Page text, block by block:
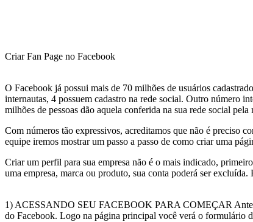
Criar Fan Page no Facebook
O Facebook já possui mais de 70 milhões de usuários
internautas, 4 possuem cadastro na rede social. Outro número
milhões de pessoas dão aquela conferida na sua rede social
Com números tão expressivos, acreditamos que não é preciso
equipe iremos mostrar um passo a passo de como criar uma
Criar um perfil para sua empresa não é o mais indicado,
uma empresa, marca ou produto, sua conta poderá ser
1) ACESSANDO SEU FACEBOOK PARA COMEÇAR Antes
do Facebook. Logo na página principal você verá o formulário